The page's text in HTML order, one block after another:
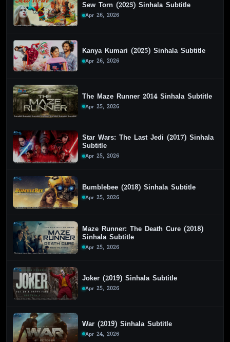
Sew Torn (2025) Sinhala Subtitle
Apr 26, 2026
Kanya Kumari (2025) Sinhala Subtitle
Apr 26, 2026
The Maze Runner 2014 Sinhala Subtitle
Apr 25, 2026
Star Wars: The Last Jedi (2017) Sinhala
Subtitle
Apr 25, 2026
Bumblebee (2018) Sinhala Subtitle
Apr 25, 2026
Maze Runner: The Death Cure (2018)
Sinhala Subtitle
Apr 25, 2026
Joker (2019) Sinhala Subtitle
Apr 25, 2026
War (2019) Sinhala Subtitle
Apr 24, 2026